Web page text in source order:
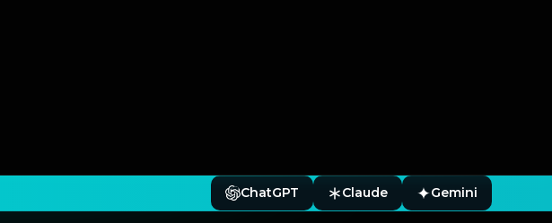
ChatGPT Claude Gemini